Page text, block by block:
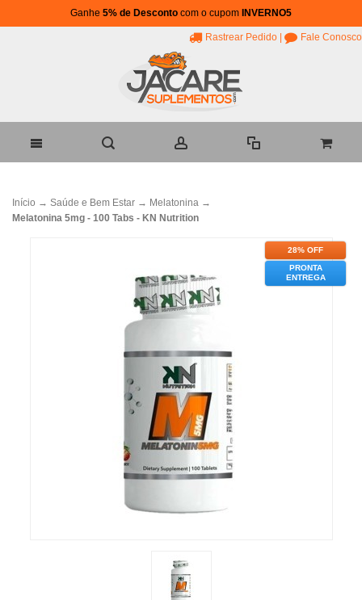
Ganhe 5% de Desconto com o cupom INVERNO5
Rastrear Pedido Fale Conosco
Início → Saúde e Bem Estar → Melatonina →
Melatonina 5mg - 100 Tabs - KN Nutrition
28% OFF
PRONTA
ENTREGA